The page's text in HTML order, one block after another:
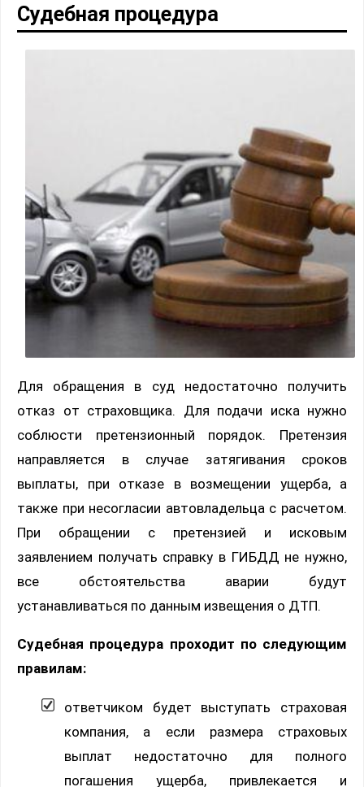
Судебная процедура
Для обращения в суд недостаточно получить
отказ от страховщика. Для подачи иска нужно
соблюсти претензионный порядок. Претензия
направляется в случае затягивания сроков
выплаты, при отказе в возмещении ущерба, а
также при несогласии автовладельца с расчетом.
При обращении с претензией и исковым
заявлением получать справку в ГИБДД не нужно,
все обстоятельства аварии будут
устанавливаться по данным извещения о ДТП.
Судебная процедура проходит по следующим
правилам:
ответчиком будет выступать страховая
компания, а если размера страховых
выплат недостаточно для полного
погашения ущерба, привлекается и